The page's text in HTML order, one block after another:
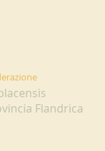
Flandrica